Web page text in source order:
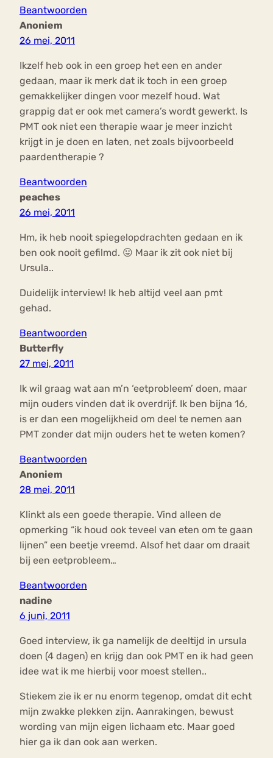
Beantwoorden
Anoniem
26 mei, 2011
Ikzelf heb ook in een groep het een en ander
gedaan, maar ik merk dat ik toch in een groep
gemakkelijker dingen voor mezelf houd. Wat
grappig dat er ook met camera’s wordt gewerkt. Is
PMT ook niet een therapie waar je meer inzicht
krijgt in je doen en laten, net zoals bijvoorbeeld
paardentherapie ?
Beantwoorden
peaches
26 mei, 2011
Hm, ik heb nooit spiegelopdrachten gedaan en ik
ben ook nooit gefilmd. 😛 Maar ik zit ook niet bij
Ursula..
Duidelijk interview! Ik heb altijd veel aan pmt
gehad.
Beantwoorden
Butterfly
27 mei, 2011
Ik wil graag wat aan m’n ‘eetprobleem’ doen, maar
mijn ouders vinden dat ik overdrijf. Ik ben bijna 16,
is er dan een mogelijkheid om deel te nemen aan
PMT zonder dat mijn ouders het te weten komen?
Beantwoorden
Anoniem
28 mei, 2011
Klinkt als een goede therapie. Vind alleen de
opmerking “ik houd ook teveel van eten om te gaan
lijnen” een beetje vreemd. Alsof het daar om draait
bij een eetprobleem…
Beantwoorden
nadine
6 juni, 2011
Goed interview, ik ga namelijk de deeltijd in ursula
doen (4 dagen) en krijg dan ook PMT en ik had geen
idee wat ik me hierbij voor moest stellen..
Stiekem zie ik er nu enorm tegenop, omdat dit echt
mijn zwakke plekken zijn. Aanrakingen, bewust
wording van mijn eigen lichaam etc. Maar goed
hier ga ik dan ook aan werken.